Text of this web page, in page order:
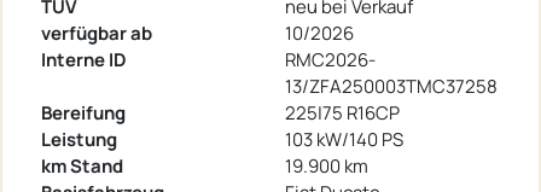
TÜV
neu bei Verkauf
verfügbar ab
10/2026
Interne ID
RMC2026-
13/ZFA250003TMC37258
Bereifung
225|75 R16CP
Leistung
103 kW/140 PS
km Stand
19.900 km